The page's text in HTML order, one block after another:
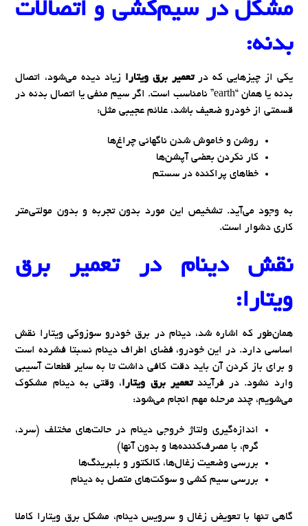
مشکل در سیم‌کشی و اتصالات
بدنه:
یکی از چیزهایی که درتعمیر برق ویتارا زیاد دیده می‌شود، اتصال
بدنه یا همان “earth” نامناسب است. اگر سیم منفی یا اتصال بدنه در
قسمتی از خودرو ضعیف باشد، علائم عجیبی مثل:
روشن و خاموش شدن ناگهانی چراغ‌ها
کار نکردن بعضی آپشن‌ها
خطاهای پراکنده در سستم
به وجود می‌آید. تشخیص این مورد بدون تجربه و بدون مولتی‌متر
کاری دشوار است.
نقش دینام درتعمیر برق
ویتارا:
همان‌طور که اشاره شد، دینام در برق خودرو سوزوکی ویتارا نقش
اساسی دارد. در این خودرو، فضای اطراف دینام نسبتا فشرده است
و برای باز کردن آن باید دقت کافی داشت تا به سایر قطعات آسیبی
وارد نشود. در فرآیندتعمیر برق ویتارا، وقتی به دینام مشکوک
می‌شویم، چند مرحله مهم انجام می‌شود:
اندازه‌گیری ولتاژ خروجی دینام در حالت‌های مختلف (سرد،
گرم، با مصرف‌کننده‌ها و بدون آنها)
بررسی وضعیت زغال‌ها، کالکتور و بلبرینگ‌ها
بررسی سیم‌ کشی و سوکت‌های متصل به دینام
گاهی تنها با تعویض زغال و سرویس دینام، مشکل برق ویتارا کاملا